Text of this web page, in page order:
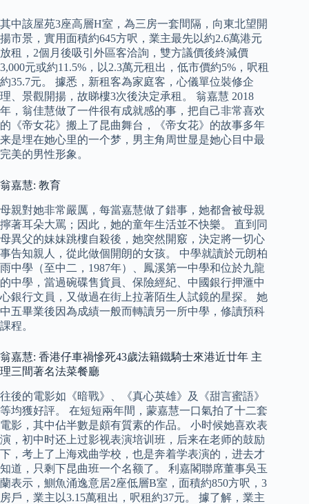
其中該屋苑3座高層H室，為三房一套間隔，向東北望開
揚市景，實用面積約645方呎，業主最先以約2.6萬港元
放租，2個月後吸引外區客洽詢，雙方議價後終減價
3,000元或約11.5%，以2.3萬元租出，低市價約5%，呎租
約35.7元。 據悉，新租客為家庭客，心儀單位裝修企
理、景觀開揚，故睇樓3次後決定承租。 翁嘉慧 2018
年，翁佳慧做了一件很有成就感的事，把自己非常喜欢
的《帝女花》搬上了昆曲舞台，《帝女花》的故事多年
来是埋在她心里的一个梦，男主角周世显是她心目中最
完美的男性形象。
翁嘉慧: 教育
母親對她非常嚴厲，每當嘉慧做了錯事，她都會被母親
擰著耳朵大罵；因此，她的童年生活並不快樂。 直到同
母異父的妹妹跳樓自殺後，她突然開竅，決定將一切心
事告知親人，從此做個開朗的女孩。 中學就讀於元朗柏
雨中學（至中二，1987年）、鳳溪第一中學和位於九龍
的中學，當過碗碟售貨員、保險經紀、中國銀行押滙中
心銀行文員，又做過在街上拉著陌生人試鏡的星探。 她
中五畢業後因為成績一般而轉讀另一所中學，修讀預科
課程。
翁嘉慧: 香港仔車禍慘死43歲法籍鐵騎士來港近廿年 主
理三間著名法菜餐廳
往後的電影如《暗戰》、《真心英雄》及《甜言蜜語》
等均獲好評。 在短短兩年間，蒙嘉慧一口氣拍了十二套
電影，其中佔半數是頗有質素的作品。 小时候她喜欢表
演，初中时还上过影视表演培训班，后来在老师的鼓励
下，考上了上海戏曲学校，也是奔着学表演的，进去才
知道，只剩下昆曲班一个名额了。 利嘉閣聯席董事吳玉
蘭表示，鰂魚涌逸意居2座低層B室，面積約850方呎，3
房戶，業主以3.15萬租出，呎租約37元。 據了解，業主